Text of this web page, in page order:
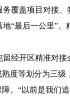
覆盖项目对接
“最后一公里”
开区精准对接
度等划分为三
。“以前是我们